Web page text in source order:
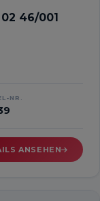
46/001
NR.
ANSEHEN